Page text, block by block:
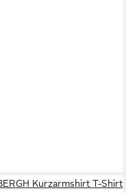
Kurzarmshirt T-Shirt